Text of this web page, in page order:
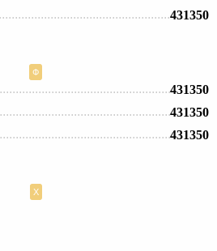
431350
Ф
431350
431350
431350
Х